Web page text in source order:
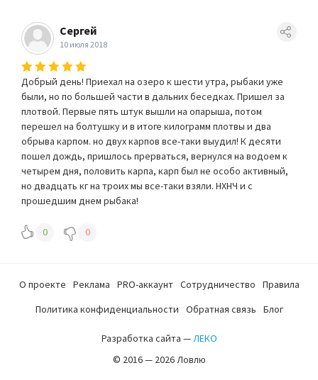
Сергей
10 июля 2018
Добрый день! Приехал на озеро к шести утра, рыбаки уже
были, но по большей части в дальних беседках. Пришел за
плотвой. Первые пять штук вышли на опарыша, потом
перешел на болтушку и в итоге килограмм плотвы и два
обрыва карпом. но двух карпов все-таки выудил! К десяти
пошел дождь, пришлось прерваться, вернулся на водоем к
четырем дня, половить карпа, карп был не особо активный,
но двадцать кг на троих мы все-таки взяли. НХНЧ и с
прошедшим днем рыбака!
0 0
О проекте Реклама PRO-аккаунт Сотрудничество
Правила
Политика конфиденциальности
Обратная связь Блог
Разработка сайта —ЛЕКО
© 2016 — 2026 Ловлю